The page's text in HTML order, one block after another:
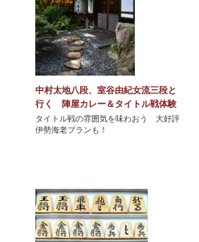
中村太地八段、室谷由紀女流三段と
行く 陣屋カレー＆タイトル戦体験
タイトル戦の雰囲気を味わおう 大好評
伊勢海老プランも！